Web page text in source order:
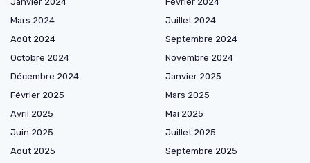
Mars 2024
Juillet 2024
Août 2024
Septembre 2024
Octobre 2024
Novembre 2024
Décembre 2024
Janvier 2025
Février 2025
Mars 2025
Avril 2025
Mai 2025
Juin 2025
Juillet 2025
Août 2025
Septembre 2025